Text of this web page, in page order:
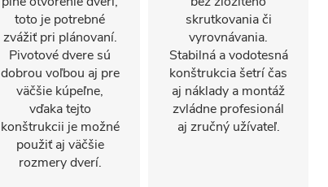
toto je potrebné
zvážiť pri plánovaní.
Pivotové dvere sú
dobrou voľbou aj pre
väčšie kúpeľne,
vďaka tejto
konštrukcii je možné
použiť aj väčšie
rozmery dverí.
skrutkovania či
vyrovnávania.
Stabilná a vodotesná
konštrukcia šetrí čas
aj náklady a montáž
zvládne profesionál
aj zručný užívateľ.